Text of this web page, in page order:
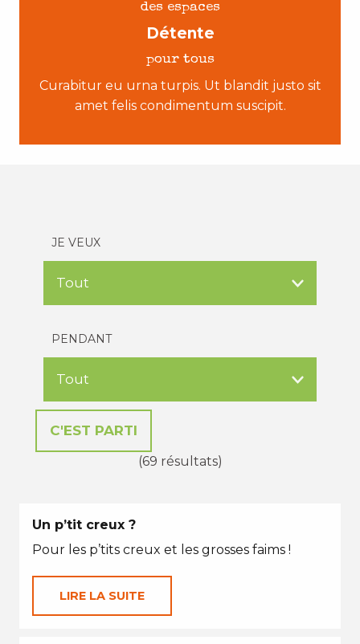
des espaces
Détente
pour tous
Curabitur eu urna turpis. Ut blandit justo sit
amet felis condimentum suscipit.
JE VEUX
PENDANT
(69 résultats)
Un p’tit creux ?
Pour les p’tits creux et les grosses faims !
LIRE LA SUITE